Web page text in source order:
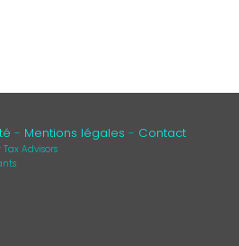
Mentions légales Contact
Advisors